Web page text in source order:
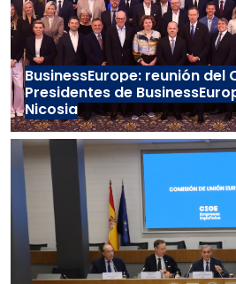
BusinessEurope: reunión del
Presidentes de
Nicosia